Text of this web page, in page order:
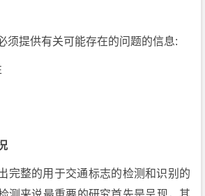
须提供有关可能存在的问题的信息:
完整的用于交通标志的检测和识别的